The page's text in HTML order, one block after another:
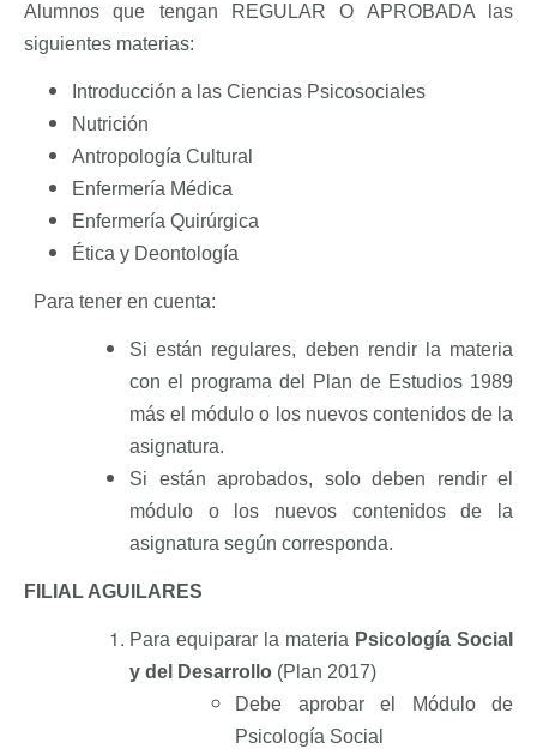
Alumnos que tengan REGULAR O APROBADA las
siguientes materias:
Introducción a las Ciencias Psicosociales
Nutrición
Antropología Cultural
Enfermería Médica
Enfermería Quirúrgica
Ética y Deontología
Para tener en cuenta:
Si están regulares, deben rendir la materia
con el programa del Plan de Estudios 1989
más el módulo o los nuevos contenidos de la
asignatura.
Si están aprobados, solo deben rendir el
módulo o los nuevos contenidos de la
asignatura según corresponda.
FILIAL AGUILARES
Para equiparar la materia Psicología Social
y del Desarrollo (Plan 2017)
Debe aprobar el Módulo de
Psicología Social